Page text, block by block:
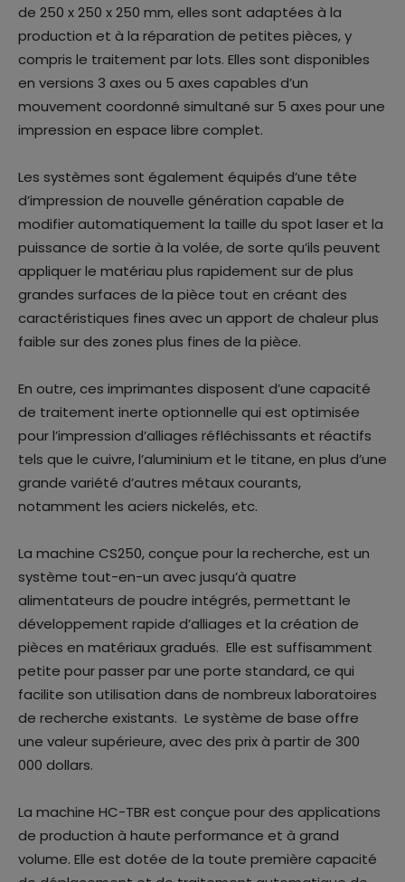
de 250 x 250 x 250 mm, elles sont adaptées à la
production et à la réparation de petites pièces, y
compris le traitement par lots. Elles sont disponibles
en versions 3 axes ou 5 axes capables d’un
mouvement coordonné simultané sur 5 axes pour une
impression en espace libre complet.
Les systèmes sont également équipés d’une tête
d’impression de nouvelle génération capable de
modifier automatiquement la taille du spot laser et la
puissance de sortie à la volée, de sorte qu’ils peuvent
appliquer le matériau plus rapidement sur de plus
grandes surfaces de la pièce tout en créant des
caractéristiques fines avec un apport de chaleur plus
faible sur des zones plus fines de la pièce.
En outre, ces imprimantes disposent d’une capacité
de traitement inerte optionnelle qui est optimisée
pour l’impression d’alliages réfléchissants et réactifs
tels que le cuivre, l’aluminium et le titane, en plus d’une
grande variété d’autres métaux courants,
notamment les aciers nickelés, etc.
La machine CS250, conçue pour la recherche, est un
système tout-en-un avec jusqu’à quatre
alimentateurs de poudre intégrés, permettant le
développement rapide d’alliages et la création de
pièces en matériaux gradués. Elle est suffisamment
petite pour passer par une porte standard, ce qui
facilite son utilisation dans de nombreux laboratoires
de recherche existants. Le système de base offre
une valeur supérieure, avec des prix à partir de 300
000 dollars.
La machine HC-TBR est conçue pour des applications
de production à haute performance et à grand
volume. Elle est dotée de la toute première capacité